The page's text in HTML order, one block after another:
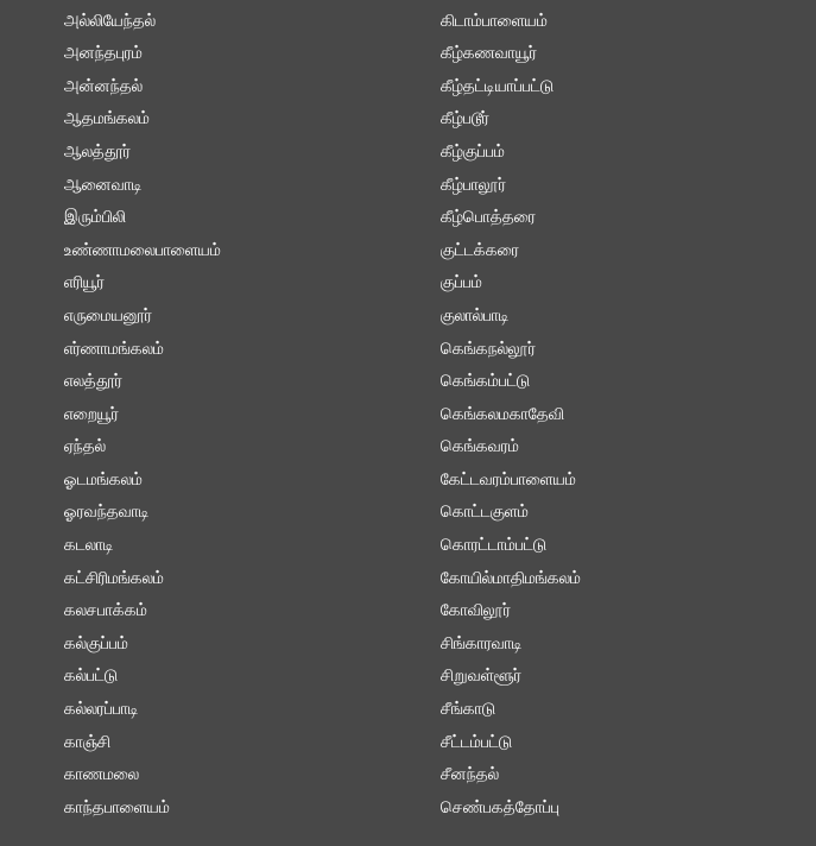
அல்லியேந்தல்
அனந்தபுரம்
அன்னந்தல்
ஆதமங்கலம்
ஆலத்தூர்
ஆனைவாடி
இரும்பிலி
உண்ணாமலைபாளையம்
எரியூர்
எருமையனூர்
எர்ணாமங்கலம்
எலத்தூர்
எறையூர்
ஏந்தல்
ஓடமங்கலம்
ஓரவந்தவாடி
கடலாடி
கட்சிரிமங்கலம்
கலசபாக்கம்
கல்குப்பம்
கல்பட்டு
கல்லரப்பாடி
காஞ்சி
காணமலை
காந்தபாளையம்
கிடாம்பாளையம்
கீழ்கணவாயூர்
கீழ்தட்டியாப்பட்டு
கீழ்படூர்
கீழ்குப்பம்
கீழ்பாலூர்
கீழ்பொத்தரை
குட்டக்கரை
குப்பம்
குலால்பாடி
கெங்கநல்லூர்
கெங்கம்பட்டு
கெங்கலமகாதேவி
கெங்கவரம்
கேட்டவரம்பாளையம்
கொட்டகுளம்
கொரட்டாம்பட்டு
கோயில்மாதிமங்கலம்
கோவிலூர்
சிங்காரவாடி
சிறுவள்ளூர்
சீங்காடு
சீட்டம்பட்டு
சீனந்தல்
செண்பகத்தோப்பு